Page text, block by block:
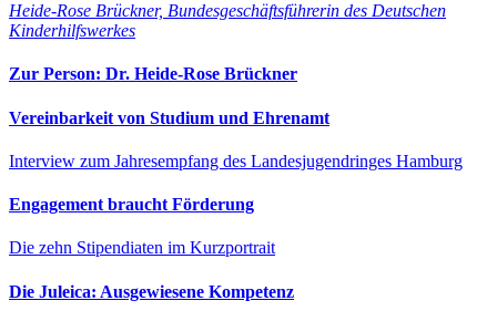
Heide-Rose Brückner, Bundesgeschäftsführerin des Deutschen
Kinderhilfswerkes
Zur Person: Dr. Heide-Rose Brückner
Vereinbarkeit von Studium und Ehrenamt
Interview zum Jahresempfang des Landesjugendringes Hamburg
Engagement braucht Förderung
Die zehn Stipendiaten im Kurzportrait
Die Juleica: Ausgewiesene Kompetenz